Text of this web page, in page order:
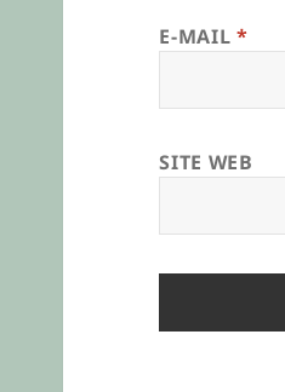
E-MAIL *
SITE WEB